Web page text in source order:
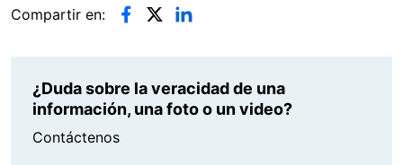
Compartir en:
¿Duda sobre la veracidad de una
información, una foto o un video?
Contáctenos